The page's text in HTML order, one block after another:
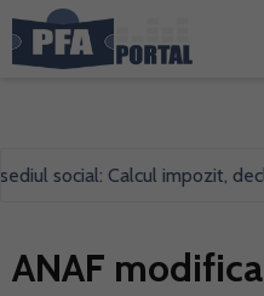
social: Calcul impozit,
ANAF